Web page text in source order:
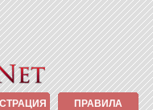
ПРАВИЛА